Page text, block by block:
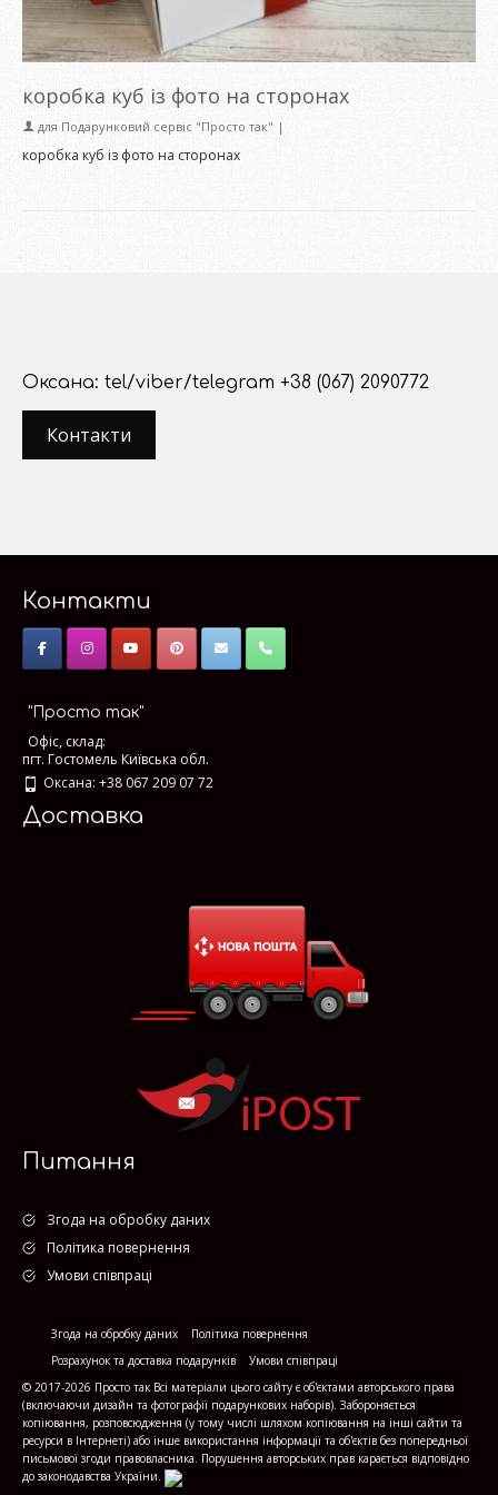
коробка куб із фото на сторонах
для Подарунковий сервіс "Просто так" |
коробка куб із фото на сторонах
Оксана: tel/viber/telegram +38 (067) 2090772
Контакти
Контакти
"Просто так"
Офіс, склад:
пгт. Гостомель Київська обл.
Оксана: +38 067 209 07 72
Доставка
Питання
Згода на обробку даних
Політика повернення
Умови співпраці
Згода на обробку даних
Політика повернення
Розрахунок та доставка подарунків
Умови співпраці
© 2017-2026 Просто так Всі матеріали цього сайту є об'єктами авторського права
(включаючи дизайн та фотографії подарункових наборів). Забороняється
копіювання, розповсюдження (у тому числі шляхом копіювання на інші сайти та
ресурси в Інтернеті) або інше використання інформації та об'єктів без попередньої
письмової згоди правовласника. Порушення авторських прав карається відповідно
до законодавства України.